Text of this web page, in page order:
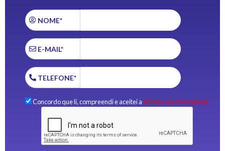
NOME*
E-MAIL*
TELEFONE*
Concordo que li, compreendi e aceitei a Política de Privacidade.